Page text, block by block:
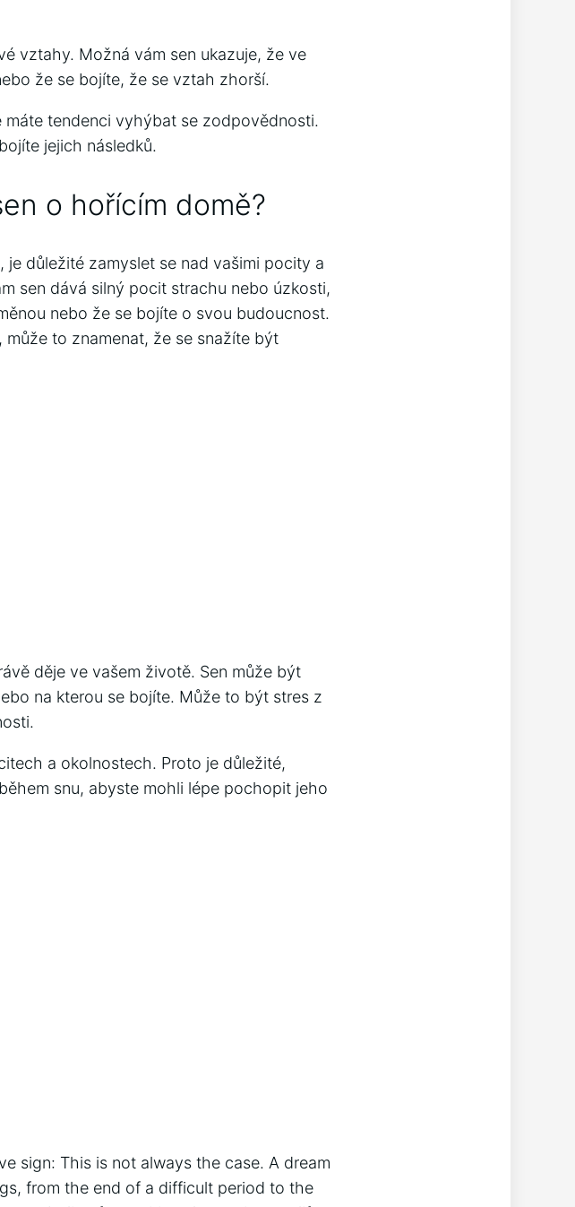
vztahy. Možná vám sen ukazuje, že ve
že se bojíte, že se vztah zhorší.
tendenci vyhýbat se zodpovědnosti.
jejich následků.
o hořícím domě?
důležité zamyslet se nad vašimi pocity a
sen dává silný pocit strachu nebo úzkosti,
nebo že se bojíte o svou budoucnost.
to znamenat, že se snažíte být
děje ve vašem životě. Sen může být
na kterou se bojíte. Může to být stres z
a okolnostech. Proto je důležité,
snu, abyste mohli lépe pochopit jeho
sign: This is not always the case. A dream
from the end of a difficult period to the